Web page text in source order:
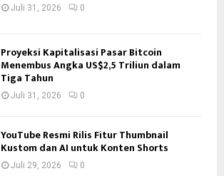
Juli 31, 2026 0
Proyeksi Kapitalisasi Pasar Bitcoin
Menembus Angka US$2,5 Triliun dalam
Tiga Tahun
Juli 31, 2026 0
YouTube Resmi Rilis Fitur Thumbnail
Kustom dan AI untuk Konten Shorts
Juli 29, 2026 0